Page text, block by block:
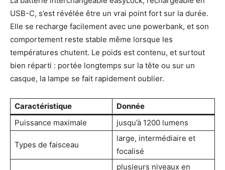
USB-C, s’est révélée être un vrai point fort sur la durée.
Elle se recharge facilement avec une powerbank, et son
comportement reste stable même lorsque les
températures chutent. Le poids est contenu, et surtout
bien réparti : portée longtemps sur la tête ou sur un
casque, la lampe se fait rapidement oublier.
Caractéristique
Donnée
Puissance maximale
jusqu’à 1200 lumens
Types de faisceau
large, intermédiaire et
focalisé
plusieurs niveaux en